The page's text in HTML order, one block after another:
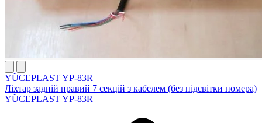
YÜCEPLAST YP-83R
Ліхтар задній правий 7 секцій з кабелем (без підсвітки номера)
YÜCEPLAST YP-83R